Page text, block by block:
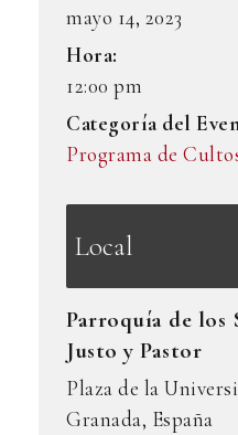
mayo 14, 2023
Hora:
12:00 pm
Categoría del
Programa de
Local
Parroquía de los
Justo y Pastor
Plaza de la
Granada, España